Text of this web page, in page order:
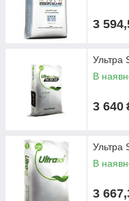
3
Ультра
В
3 640
Ультра
В
3